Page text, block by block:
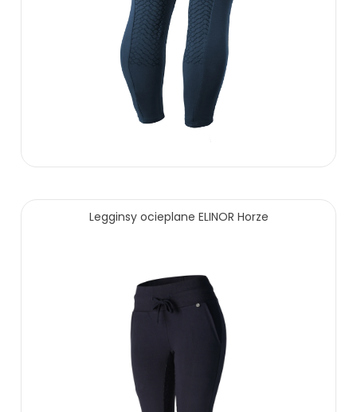
229.00 zł
Legginsy ocieplane ELINOR Horze